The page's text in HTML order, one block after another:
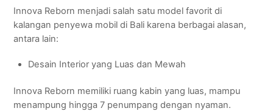
Innova Reborn menjadi salah satu model favorit di
kalangan penyewa mobil di Bali karena berbagai alasan,
antara lain:
Desain Interior yang Luas dan Mewah
Innova Reborn memiliki ruang kabin yang luas, mampu
menampung hingga 7 penumpang dengan nyaman.